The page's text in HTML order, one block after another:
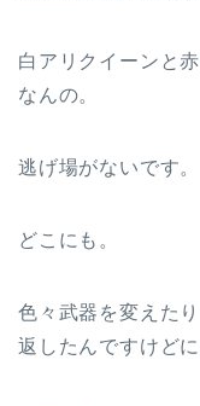
白アリクイーンと
なんの。
逃げ場がないです。
どこにも。
色々武器を変えた
返したんですけど